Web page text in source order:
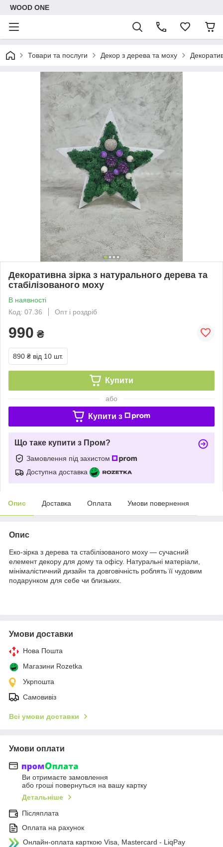
WOOD ONE
Товари та послуги Декор з дерева та моху
Декоративна зірка з натурального дерева та
стабілізованого моху
В наявності
Код: 07.36
Опт і роздріб
990 ₴
890 ₴ від 10 шт.
Купити
або
Купити з
Що таке купити з Пром?
Замовлення під захистом
Доступна доставка
Опис Доставка Оплата Умови повернення
Опис
Еко-зірка з дерева та стабілізованого моху — сучасний
елемент декору для дому та офісу. Натуральні матеріали,
мінімалістичний дизайн та довговічність роблять її чудовим
подарунком для себе чи близьких.
Умови доставки
Нова Пошта
Магазини Rozetka
Укрпошта
Самовивіз
Всі умови доставки
Умови оплати
Ви отримаєте замовлення
або гроші повернуться на вашу картку
Детальніше
Післяплата
Оплата на рахунок
Онлайн-оплата карткою Visa, Mastercard - LiqPay